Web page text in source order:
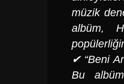
müzik
albüm,
✔ “Beni
Bu